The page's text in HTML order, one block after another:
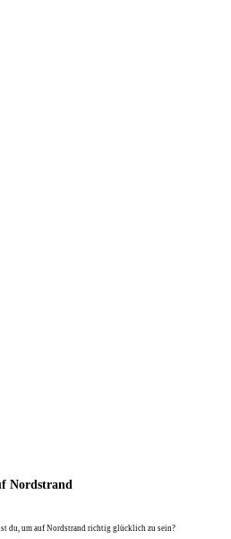
Nordstrand
du, um auf Nordstrand richtig glücklich zu sein?